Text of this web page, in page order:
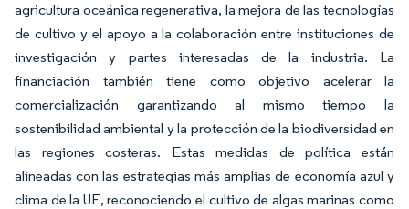
agricultura oceánica regenerativa, la mejora de las tecnologías
de cultivo y el apoyo a la colaboración entre instituciones de
investigación y partes interesadas de la industria. La
financiación también tiene como objetivo acelerar la
comercialización garantizando al mismo tiempo la
sostenibilidad ambiental y la protección de la biodiversidad en
las regiones costeras. Estas medidas de política están
alineadas con las estrategias más amplias de economía azul y
clima de la UE, reconociendo el cultivo de algas marinas como